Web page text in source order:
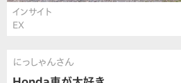
インサイト
EX
にっしゃんさん